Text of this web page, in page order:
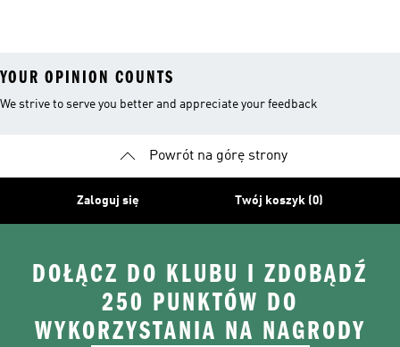
YOUR OPINION COUNTS
We strive to serve you better and appreciate your feedback
Powrót na górę strony
Zaloguj się Twój koszyk (0)
DOŁĄCZ DO KLUBU I ZDOBĄDŹ
250 PUNKTÓW DO
WYKORZYSTANIA NA NAGRODY